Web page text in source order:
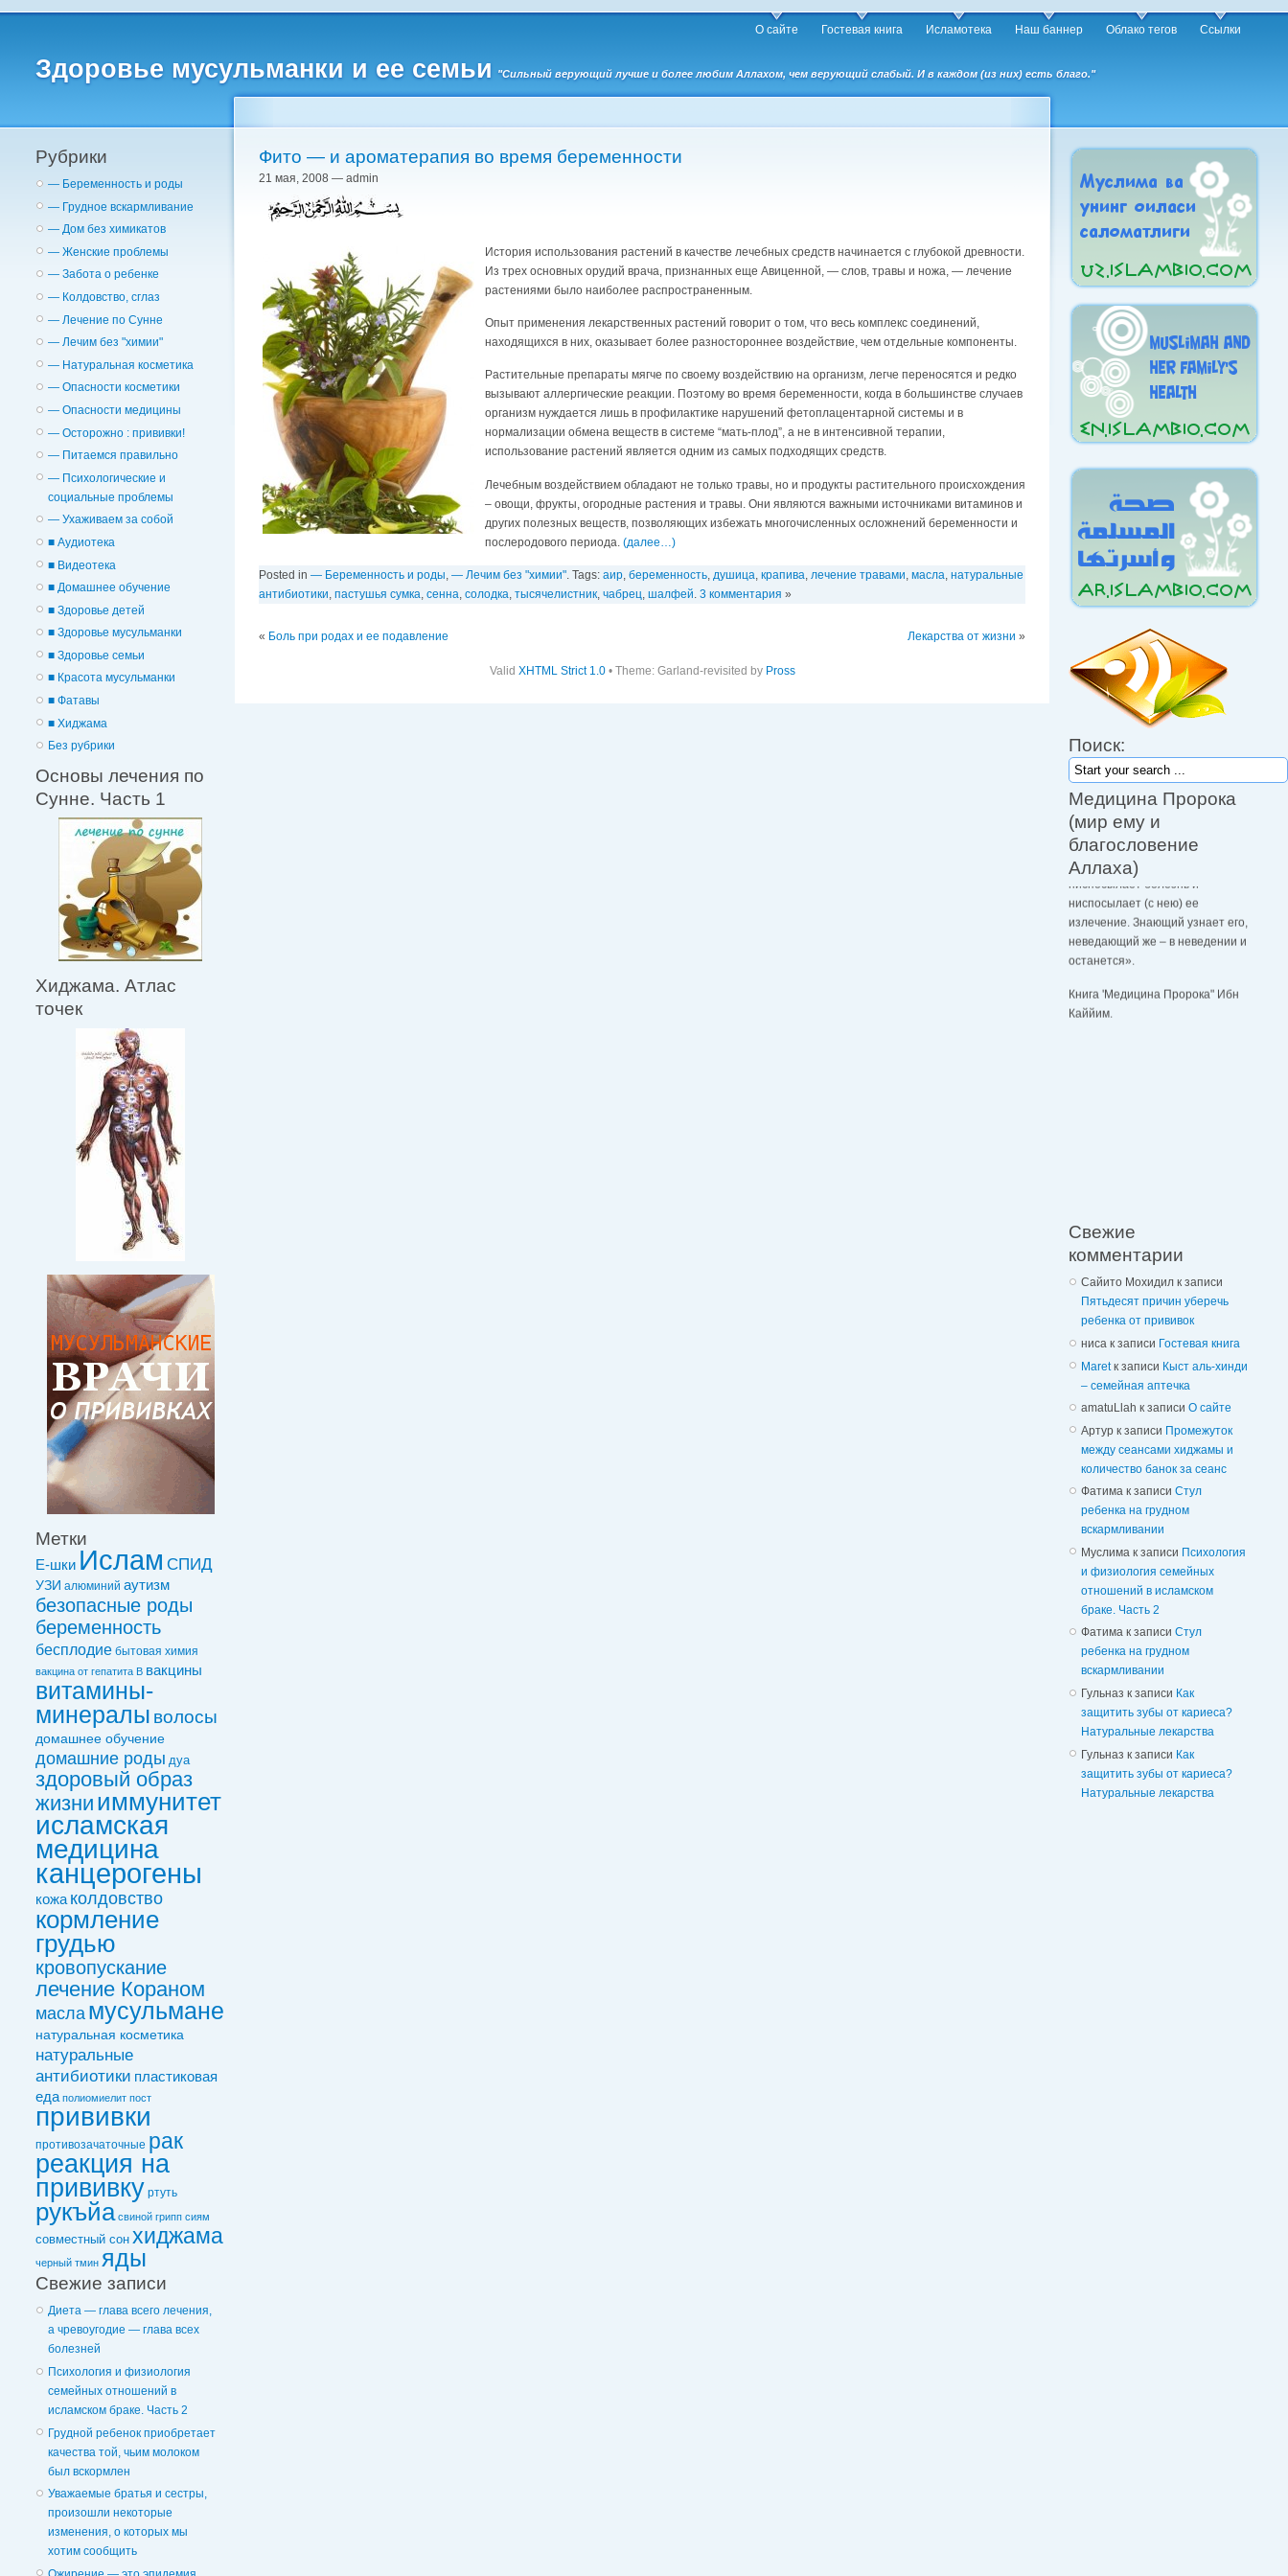
Здоровье мусульманки и ее семьи "Сильный верующий лучше и более любим Аллахом, чем верующий слабый. И в каждом (из них) есть благо."
О сайте Гостевая книга Исламотека Наш баннер Облако тегов Ссылки
Рубрики
— Беременность и роды
— Грудное вскармливание
— Дом без химикатов
— Женские проблемы
— Забота о ребенке
— Колдовство, сглаз
— Лечение по Сунне
— Лечим без "химии"
— Натуральная косметика
— Опасности косметики
— Опасности медицины
— Осторожно : прививки!
— Питаемся правильно
— Психологические и
cоциальные проблемы
— Ухаживаем за собой
■ Аудиотека
■ Видеотека
■ Домашнее обучение
■ Здоровье детей
■ Здоровье мусульманки
■ Здоровье семьи
■ Красота мусульманки
■ Фатавы
■ Хиджама
Без рубрики
Основы лечения по
Сунне. Часть 1
Хиджама. Атлас
точек
Метки
Е-шки Ислам СПИД
УЗИ алюминий аутизм
безопасные роды
беременность
бесплодие бытовая химия
вакцинa от гепатита В вакцины
витамины-
минералы волосы
домашнее обучение
домашние роды дуа
здоровый образ
жизни иммунитет
исламская
медицина
канцерогены
кожа колдовствo
кормление
грудью
кровопускание
лечение Кораном
масла мусульмане
натуральная косметика
натуральные
антибиотики пластиковая
еда полиомиелит пост
прививки
противозачаточные рак
реакция на
прививку ртуть
рукъйа свиной грипп сиям
совместный сон хиджама
черный тмин яды
Свежие записи
Диета — глава всего лечения,
а чревоугодие — глава всех
болезней
Психология и физиология
семейных отношений в
исламском браке. Часть 2
Грудной ребенок приобретает
качества той, чьим молоком
был вскормлен
Уважаемые братья и сестры,
произошли некоторые
изменения, о которых мы
хотим сообщить
Фито — и ароматерапия во время беременности
21 мая, 2008 — admin
История использования растений в качестве лечебных средств начинается с глубокой древности.
Из трех основных орудий врача, признанных еще Авиценной, — слов, травы и ножа, — лечение
растениями было наиболее распространенным.
Опыт применения лекарственных растений говорит о том, что весь комплекс соединений,
находящихся в них, оказывает более разностороннее воздействие, чем отдельные компоненты.
Растительные препараты мягче по своему воздействию на организм, легче переносятся и редко
вызывают аллергические реакции. Поэтому во время беременности, когда в большинстве случаев
организм нуждается лишь в профилактике нарушений фетоплацентарной системы и в
нормализации обмена веществ в системе “мать-плод”, а не в интенсивной терапии,
использование растений является одним из самых подходящих средств.
Лечебным воздействием обладают не только травы, но и продукты растительного происхождения
– овощи, фрукты, огородные растения и травы. Они являются важными источниками витаминов и
других полезных веществ, позволяющих избежать многочисленных осложнений беременности и
послеродового периода. (далее…)
Posted in — Беременность и роды, — Лечим без "химии". Tags: аир, беременность, душица, крапива, лечение травами, масла, натуральные
антибиотики, пастушья сумка, сенна, солодка, тысячелистник, чабрец, шалфей. 3 комментария »
« Боль при родах и ее подавление Лекарства от жизни »
Valid XHTML Strict 1.0• Theme: Garland-revisited by Pross
Поиск:
Медицина Пророка
(мир ему и
благословение
Аллаха)
Пророк (мир ему и милость
Аллаха) сказал: «Для каждой
болезни есть лекарство, и если
лекарство и болезнь совпадают,
воле Аллаха».
Он также сказал: «Несомненно,
что Всевышний Аллах
ниспосылает болезнь и
ниспосылает (с нею) ее
излечение. Знающий узнает его,
неведающий же – в неведении и
останется».
Каййим.
Свежие
комментарии
Сайито Мохидил к записи
Пятьдесят причин уберечь
ребенка от прививок
ниса к записи Гостевая книга
Maretк записи Кыст аль-хинди
– семейная аптечка
amatuLlah к записи О сайте
Артур к записи Промежуток
между сеансами хиджамы и
количество банок за сеанс
Фатима к записи Стул
ребенка на грудном
вскармливании
Муслима к записи Психология
и физиология семейных
отношений в исламском
браке. Часть 2
Фатима к записи Стул
ребенка на грудном
вскармливании
Гульназ к записи Как
защитить зубы от кариеса?
Натуральные лекарства
Гульназ к записи Как
защитить зубы от кариеса?
Натуральные лекарства